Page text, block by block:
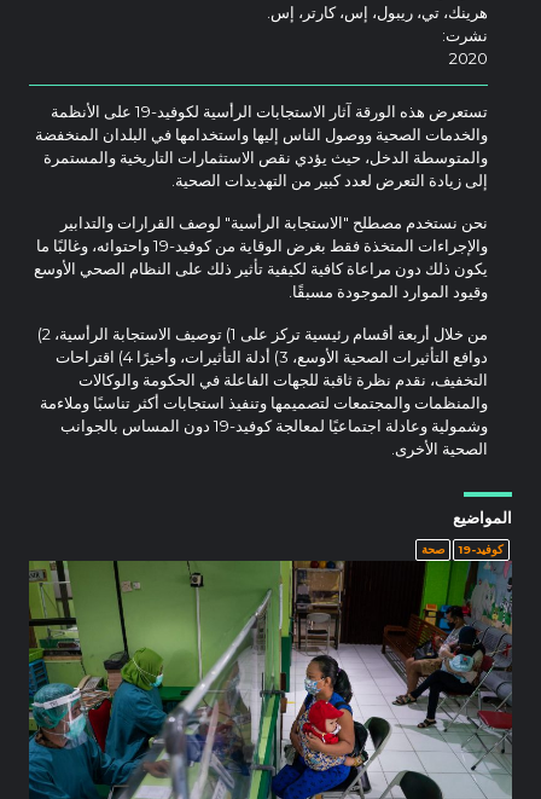
هرينك، تي، ريبول، إس، كارتر، إس.
نشرت:
2020
تستعرض هذه الورقة آثار الاستجابات الرأسية لكوفيد-19 على الأنظمة
والخدمات الصحية ووصول الناس إليها واستخدامها في البلدان المنخفضة
والمتوسطة الدخل، حيث يؤدي نقص الاستثمارات التاريخية والمستمرة
إلى زيادة التعرض لعدد كبير من التهديدات الصحية.
نحن نستخدم مصطلح "الاستجابة الرأسية" لوصف القرارات والتدابير
والإجراءات المتخذة فقط بغرض الوقاية من كوفيد-19 واحتوائه، وغالبًا ما
يكون ذلك دون مراعاة كافية لكيفية تأثير ذلك على النظام الصحي الأوسع
وقيود الموارد الموجودة مسبقًا.
من خلال أربعة أقسام رئيسية تركز على 1) توصيف الاستجابة الرأسية، 2)
دوافع التأثيرات الصحية الأوسع، 3) أدلة التأثيرات، وأخيرًا 4) اقتراحات
التخفيف، نقدم نظرة ثاقبة للجهات الفاعلة في الحكومة والوكالات
والمنظمات والمجتمعات لتصميمها وتنفيذ استجابات أكثر تناسبًا وملاءمة
وشمولية وعادلة اجتماعيًا لمعالجة كوفيد-19 دون المساس بالجوانب
الصحية الأخرى.
المواضيع
كوفيد-19 صحة